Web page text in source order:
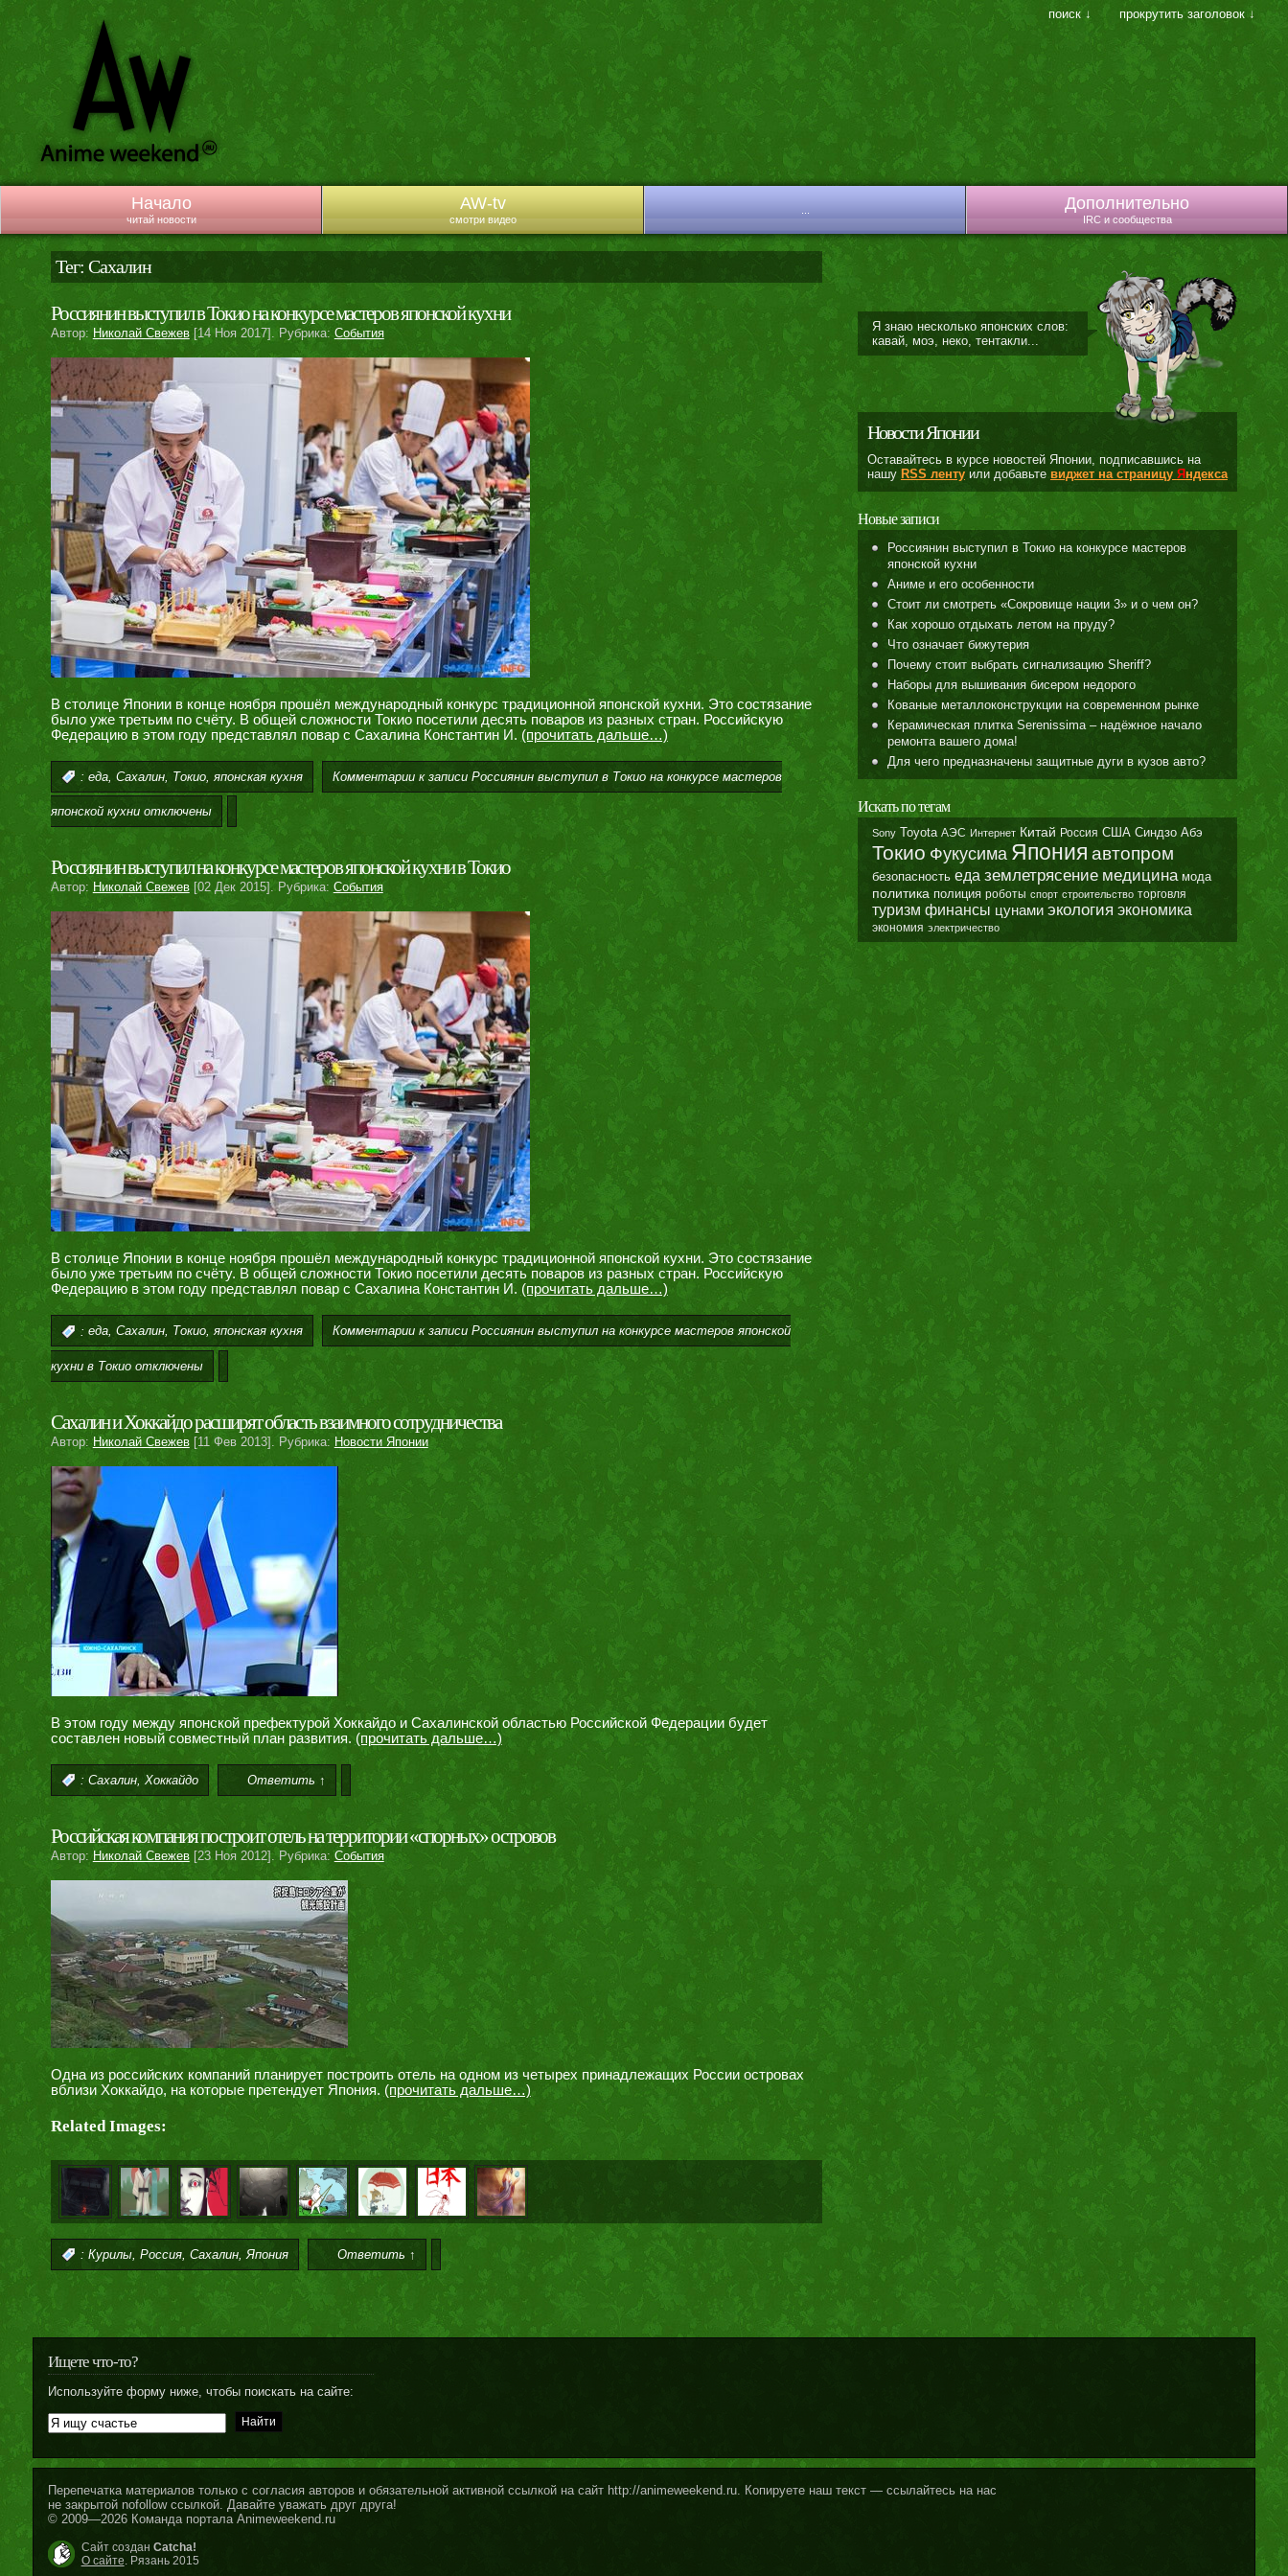
Начало
читай новости
AW-tv
смотри видео
Дополнительно
IRC и сообщества
поиск ↓ прокрутить заголовок ↓
Тег: Сахалин
Россиянин выступил в Токио на конкурсе мастеров японской кухни
Автор: Николай Свежев[14 Ноя 2017]. Рубрика: События
В столице Японии в конце ноября прошёл международный конкурс традиционной японской кухни. Это состязание
было уже третьим по счёту. В общей сложности Токио посетили десять поваров из разных стран. Российскую
Федерацию в этом году представлял повар с Сахалина Константин И. (прочитать дальше…)
: еда, Сахалин, Токио, японская кухня Комментариик записи Россиянин выступил в Токио на конкурсе мастеров
японской кухниотключены
Россиянин выступил на конкурсе мастеров японской кухни в Токио
Автор: Николай Свежев[02 Дек 2015]. Рубрика: События
В столице Японии в конце ноября прошёл международный конкурс традиционной японской кухни. Это состязание
было уже третьим по счёту. В общей сложности Токио посетили десять поваров из разных стран. Российскую
Федерацию в этом году представлял повар с Сахалина Константин И. (прочитать дальше…)
: еда, Сахалин, Токио, японская кухня Комментариик записи Россиянин выступил на конкурсе мастеров японской
кухни в Токиоотключены
Сахалин и Хоккайдо расширят область взаимного сотрудничества
Автор:Николай Свежев[11 Фев 2013]. Рубрика: Новости Японии
В этом году между японской префектурой Хоккайдо и Сахалинской областью Российской Федерации будет
составлен новый совместный план развития.(прочитать дальше…)
: Сахалин, Хоккайдо Ответить ↑
Российская компания построит отель на территории «спорных» островов
Автор: Николай Свежев[23 Ноя 2012]. Рубрика: События
Одна из российских компаний планирует построить отель на одном из четырех принадлежащих России островах
вблизи Хоккайдо, на которые претендует Япония. (прочитать дальше…)
Related Images:
: Курилы, Россия, Сахалин, Япония Ответить ↑
Я знаю несколько японских слов:
кавай, моэ, неко, тентакли...
Новости Японии
Оставайтесь в курсе новостей Японии, подписавшись на
нашу RSS лентуили добавьте виджет на страницу Яндекса
Новые записи
Россиянин выступил в Токио на конкурсе мастеров
японской кухни
Аниме и его особенности
Стоит ли смотреть «Сокровище нации 3» и о чем он?
Как хорошо отдыхать летом на пруду?
Что означает бижутерия
Почему стоит выбрать сигнализацию Sheriff?
Наборы для вышивания бисером недорого
Кованые металлоконструкции на современном рынке
Керамическая плитка Serenissima – надёжное начало
ремонта вашего дома!
Для чего предназначены защитные дуги в кузов авто?
Искать по тегам
Sony Toyota АЭС Интернет Китай Россия США Синдзо Абэ
Токио Фукусима Япония автопром
безопасность еда землетрясение медицина мода
политика полиция роботы спорт строительство торговля
туризм финансы цунами экология экономика
экономия электричество
Ищете что-то?
Используйте форму ниже, чтобы поискать на сайте:
Перепечатка материалов только с согласия авторов и обязательной активной ссылкой на сайт http://animeweekend.ru. Копируете наш текст — ссылайтесь на нас
не закрытой nofollow ссылкой. Давайте уважать друг друга!
© 2009—2026 Команда портала Animeweekend.ru
Сайт создан Catcha!
О сайте. Рязань 2015